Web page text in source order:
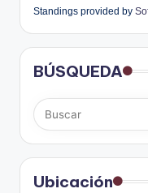
Standings provided by
BÚSQUEDA
Ubicación